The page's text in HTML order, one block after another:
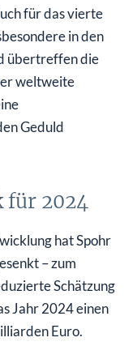
für das vierte
in den
übertreffen die
weltweite
Geduld
für 2024
hat Spohr
– zum
Schätzung
Jahr 2024 einen
Euro.